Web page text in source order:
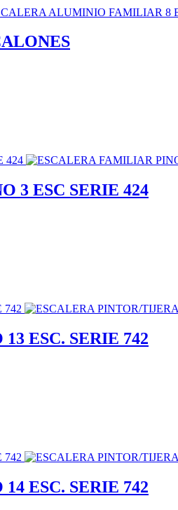
3 ESC SERIE 424
ESC. SERIE 742
ESC. SERIE 742